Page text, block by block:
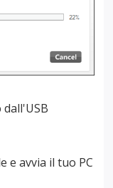
e avvia il tuo PC